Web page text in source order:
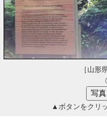
［山形
▲ボタンをクリ